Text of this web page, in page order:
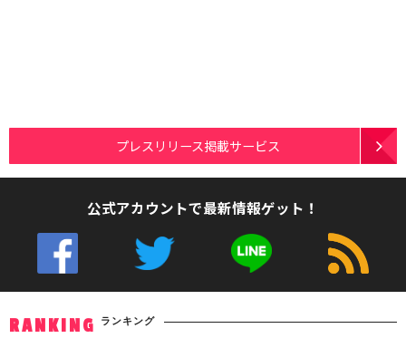
プレスリリース掲載サービス
公式アカウントで最新情報ゲット！
RANKING ランキング